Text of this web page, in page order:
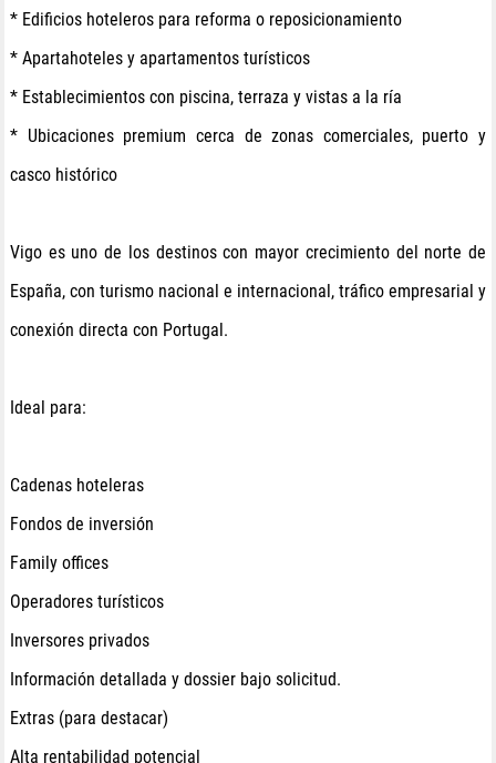
* Edificios hoteleros para reforma o reposicionamiento
* Apartahoteles y apartamentos turísticos
* Establecimientos con piscina, terraza y vistas a la ría
* Ubicaciones premium cerca de zonas comerciales, puerto y
casco histórico
Vigo es uno de los destinos con mayor crecimiento del norte de
España, con turismo nacional e internacional, tráfico empresarial y
conexión directa con Portugal.
Ideal para:
Cadenas hoteleras
Fondos de inversión
Family offices
Operadores turísticos
Inversores privados
Información detallada y dossier bajo solicitud.
Extras (para destacar)
Alta rentabilidad potencial